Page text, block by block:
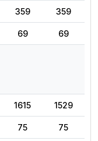
359 359
69 69
1615 1529
75 75